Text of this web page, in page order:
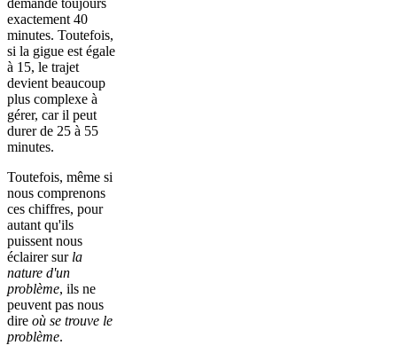
exactement 40
minutes. Toutefois,
si la gigue est égale
à 15, le trajet
devient beaucoup
plus complexe à
gérer, car il peut
durer de 25 à 55
minutes.
Toutefois, même si
nous comprenons
ces chiffres, pour
autant qu'ils
puissent nous
éclairer sur la
nature d'un
problème, ils ne
peuvent pas nous
dire où se trouve le
problème.